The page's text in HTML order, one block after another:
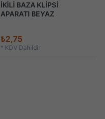
İKİLİ BAZA KLİPSİ
APARATI BEYAZ
₺2,75
* KDV Dahildir